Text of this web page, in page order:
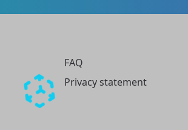
FAQ
Privacy statement